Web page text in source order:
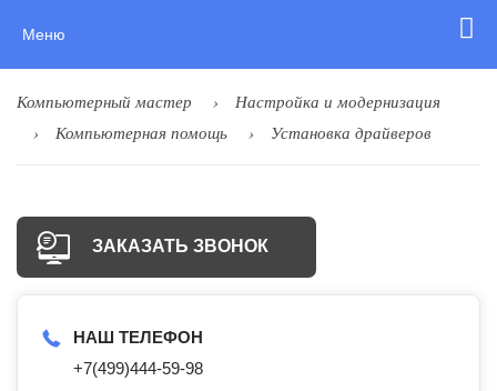
Меню
Компьютерный мастер
Настройка и модернизация
Компьютерная помощь
Установка драйверов
ЗАКАЗАТЬ ЗВОНОК
НАШ ТЕЛЕФОН
+7(499)444-59-98